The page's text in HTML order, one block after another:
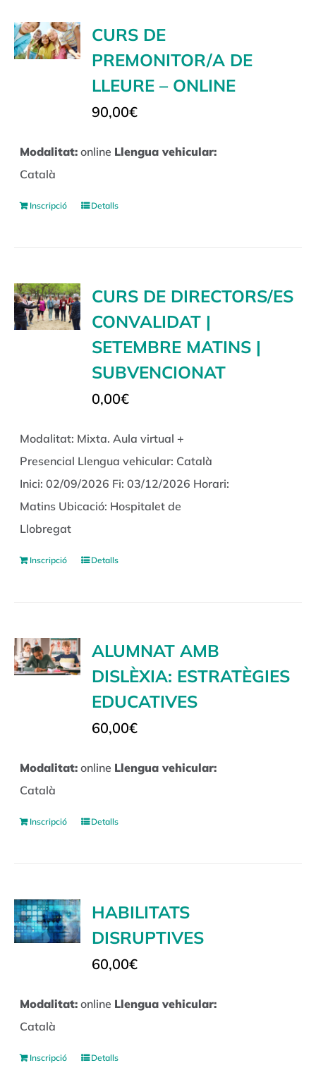
CURS DE
PREMONITOR/A DE
LLEURE – ONLINE
90,00€
Modalitat: online Llengua vehicular:
Català
Inscripció Detalls
CURS DE DIRECTORS/ES
CONVALIDAT |
SETEMBRE MATINS |
SUBVENCIONAT
0,00€
Modalitat: Mixta. Aula virtual +
Presencial Llengua vehicular: Català
Inici: 02/09/2026 Fi: 03/12/2026 Horari:
Matins Ubicació: Hospitalet de
Llobregat
Inscripció Detalls
ALUMNAT AMB
DISLÈXIA: ESTRATÈGIES
EDUCATIVES
60,00€
Modalitat: online Llengua vehicular:
Català
Inscripció Detalls
HABILITATS
DISRUPTIVES
60,00€
Modalitat: online Llengua vehicular:
Català
Inscripció Detalls